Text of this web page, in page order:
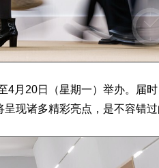
4月20日（星期一）举办。届
现诸多精彩亮点，是不容错过